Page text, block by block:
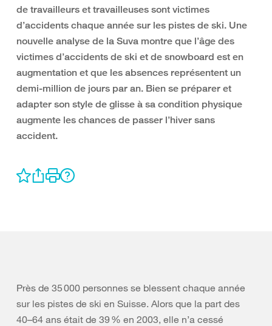
de travailleurs et travailleuses sont victimes
d’accidents chaque année sur les pistes de ski. Une
nouvelle analyse de la Suva montre que l’âge des
victimes d’accidents de ski et de snowboard est en
augmentation et que les absences représentent un
demi-million de jours par an. Bien se préparer et
adapter son style de glisse à sa condition physique
augmente les chances de passer l’hiver sans
accident.
Près de 35 000 personnes se blessent chaque année
sur les pistes de ski en Suisse. Alors que la part des
40–64 ans était de 39 % en 2003, elle n’a cessé